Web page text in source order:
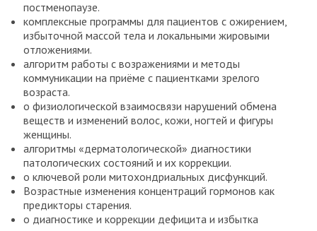
постменопаузе.
комплексные программы для пациентов с ожирением,
избыточной массой тела и локальными жировыми
отложениями.
алгоритм работы с возражениями и методы
коммуникации на приёме с пациентками зрелого
возраста.
о физиологической взаимосвязи нарушений обмена
веществ и изменений волос, кожи, ногтей и фигуры
женщины.
алгоритмы «дерматологической» диагностики
патологических состояний и их коррекции.
о ключевой роли митохондриальных дисфункций.
Возрастные изменения концентраций гормонов как
предикторы старения.
о диагностике и коррекции дефицита и избытка